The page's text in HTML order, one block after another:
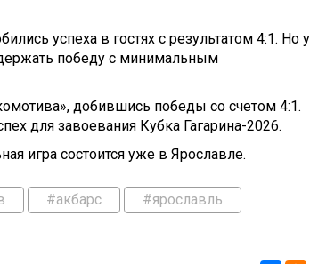
успеха в гостях с результатом 4:1. Но
победу с минимальным
добившись победы со счетом 4:1.
для завоевания Кубка Гагарина-2026.
игра состоится уже в Ярославле.
#акбарс #ярославль